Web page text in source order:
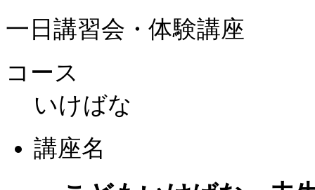
一日講習会・体験講座
コース
いけばな
講座名